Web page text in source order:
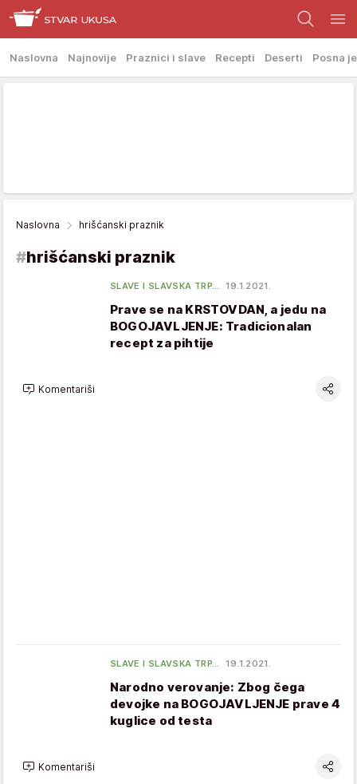
Naslovna Najnovije Praznici i slave Recepti Deserti Posna
Naslovna hrišćanski praznik
#hrišćanski praznik
SLAVE I SLAVSKA TRP… 19.1.2021.
Prave se na KRSTOVDAN, a jedu na
BOGOJAVLJENJE: Tradicionalan
recept za pihtije
Komentariši
SLAVE I SLAVSKA TRP… 19.1.2021.
Narodno verovanje: Zbog čega
devojke na BOGOJAVLJENJE prave 4
kuglice od testa
Komentariši